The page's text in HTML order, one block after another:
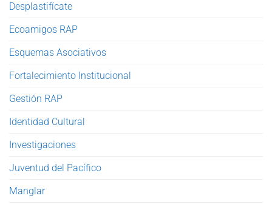
Desplastifícate
Ecoamigos RAP
Esquemas Asociativos
Fortalecimiento Institucional
Gestión RAP
Identidad Cultural
Investigaciones
Juventud del Pacífico
Manglar